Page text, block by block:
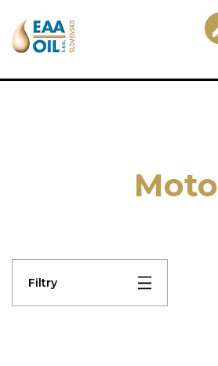
Moto
Filtry